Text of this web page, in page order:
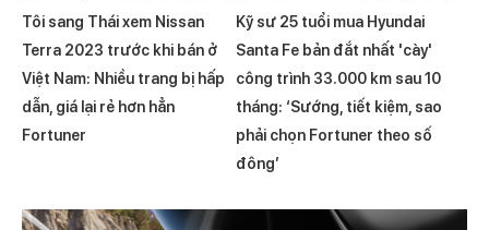
Tôi sang Thái xem Nissan
Terra 2023 trước khi bán ở
Việt Nam: Nhiều trang bị hấp
dẫn, giá lại rẻ hơn hẳn
Fortuner
Kỹ sư 25 tuổi mua Hyundai
Santa Fe bản đắt nhất 'cày'
công trình 33.000 km sau 10
tháng: ‘Sướng, tiết kiệm, sao
phải chọn Fortuner theo số
đông’